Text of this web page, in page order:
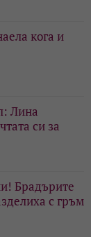
кога и
Лина
си за
Брадърите
с гръм